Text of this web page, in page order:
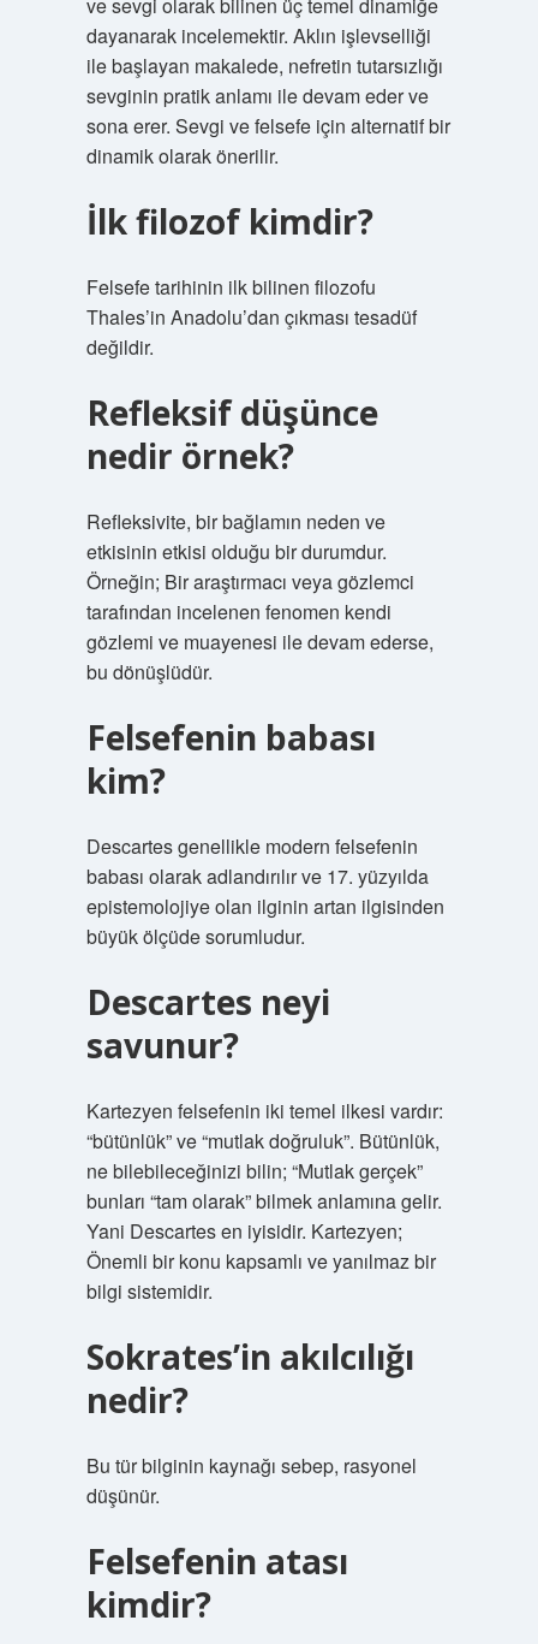
dayanarak incelemektir. Aklın işlevselliği
ile başlayan makalede, nefretin tutarsızlığı
sevginin pratik anlamı ile devam eder ve
sona erer. Sevgi ve felsefe için alternatif bir
dinamik olarak önerilir.
İlk filozof kimdir?
Felsefe tarihinin ilk bilinen filozofu
Thales’in Anadolu’dan çıkması tesadüf
değildir.
Refleksif düşünce
nedir örnek?
Refleksivite, bir bağlamın neden ve
etkisinin etkisi olduğu bir durumdur.
Örneğin; Bir araştırmacı veya gözlemci
tarafından incelenen fenomen kendi
gözlemi ve muayenesi ile devam ederse,
bu dönüşlüdür.
Felsefenin babası
kim?
Descartes genellikle modern felsefenin
babası olarak adlandırılır ve 17. yüzyılda
epistemolojiye olan ilginin artan ilgisinden
büyük ölçüde sorumludur.
Descartes neyi
savunur?
Kartezyen felsefenin iki temel ilkesi vardır:
“bütünlük” ve “mutlak doğruluk”. Bütünlük,
ne bilebileceğinizi bilin; “Mutlak gerçek”
bunları “tam olarak” bilmek anlamına gelir.
Yani Descartes en iyisidir. Kartezyen;
Önemli bir konu kapsamlı ve yanılmaz bir
bilgi sistemidir.
Sokrates’in akılcılığı
nedir?
Bu tür bilginin kaynağı sebep, rasyonel
düşünür.
Felsefenin atası
kimdir?